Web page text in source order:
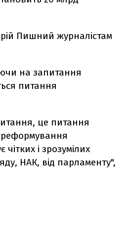
Пишний журналістам
на запитання
питання
це питання
реформування
і зрозумілих
НАК, від парламенту",